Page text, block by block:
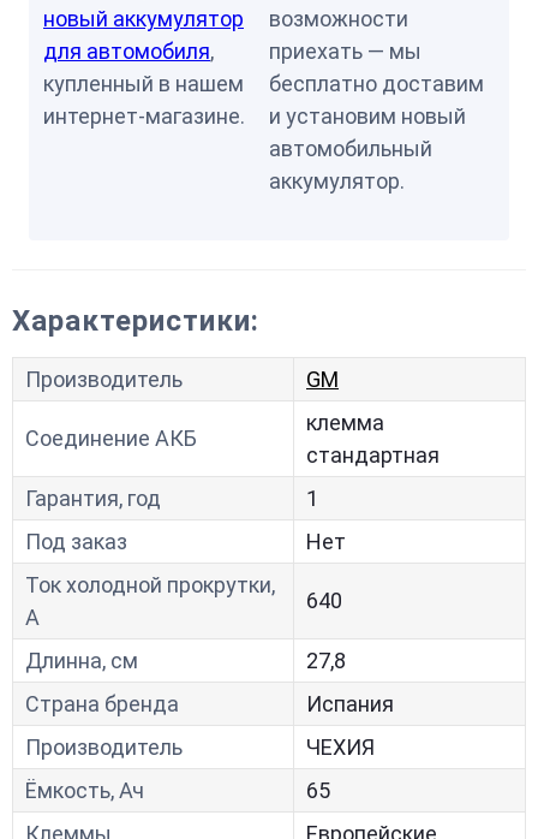
новый аккумулятор
для автомобиля,
купленный в нашем
интернет-магазине.
возможности
приехать — мы
бесплатно доставим
и установим новый
автомобильный
аккумулятор.
Характеристики:
Производитель GM
Соединение АКБ
клемма
стандартная
Гарантия, год
1
Под заказ
Нет
Ток холодной прокрутки,
A
640
Длинна, см
27,8
Страна бренда
Испания
Производитель
ЧЕХИЯ
Ёмкость, Ач
65
Клеммы
Европейские